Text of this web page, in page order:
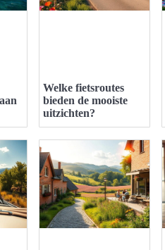
Welke fietsroutes
bieden de mooiste
uitzichten?